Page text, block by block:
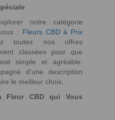
notre catégorie
: Fleurs CBD à Prix
toutes nos offres
classées pour que
simple et agréable.
d’une description
le meilleur choix.
Fleur CBD qui Vous